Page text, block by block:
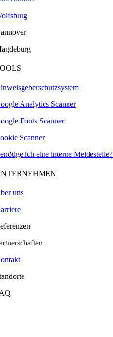
Analytics Scanner
Fonts Scanner
Scanner
ich eine interne Meldestelle?
uns